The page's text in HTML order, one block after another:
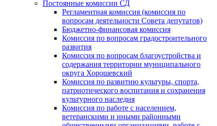
Постоянные комиссии СД
Регламентная комиссия (комиссия по
вопросам деятельности Совета депутатов)
Бюджетно-финансовая комиссия
Комиссия по вопросам градостроительного
развития
Комиссия по вопросам благоустройства и
содержания территории муниципального
округа Хорошевский
Комиссия по развитию культуры, спорта,
патриотического воспитания и сохранения
культурного наследия
Комиссия по работе с населением,
ветеранскими и иными районными